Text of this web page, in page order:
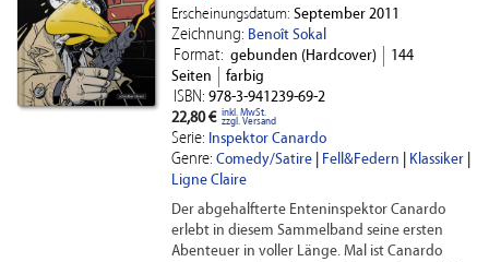
Erscheinungsdatum: September 2011
Zeichnung: Benoît Sokal
Format: gebunden (Hardcover)
144
Seiten
farbig
ISBN: 978-3-941239-69-2
22,80 € inkl. MwSt.
zzgl. Versand
Serie: Inspektor Canardo
Genre: Comedy/Satire| Fell&Federn Klassiker|
Ligne Claire
Der abgehalfterte Enteninspektor Canardo
erlebt in diesem Sammelband seine ersten
Abenteuer in voller Länge. Mal ist Canardo